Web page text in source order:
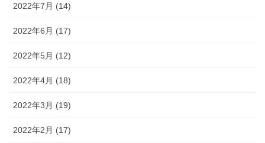
2022年7月 (14)
2022年6月 (17)
2022年5月 (12)
2022年4月 (18)
2022年3月 (19)
2022年2月 (17)